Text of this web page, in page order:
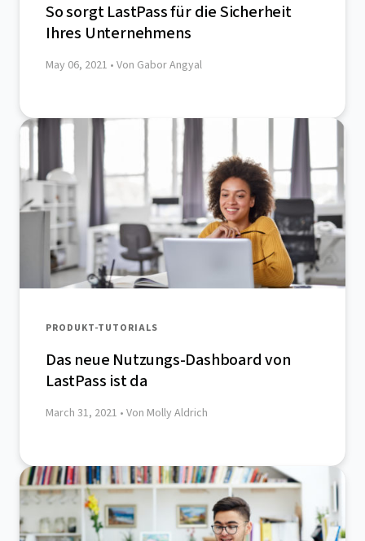
So sorgt LastPass für die Sicherheit
Ihres Unternehmens
May 06, 2021 • Von Gabor Angyal
PRODUKT-TUTORIALS
Das neue Nutzungs-Dashboard von
LastPass ist da
March 31, 2021 • Von Molly Aldrich